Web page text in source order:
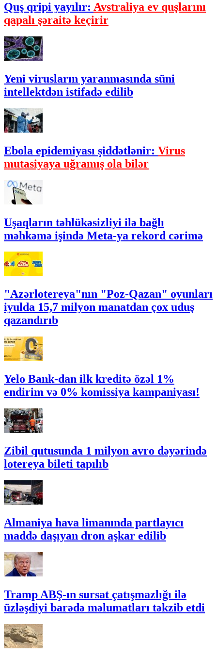
Quş qripi yayılır: Avstraliya ev quşlarını
qapalı şəraitə keçirir
Yeni virusların yaranmasında süni
intellektdən istifadə edilib
Ebola epidemiyası şiddətlənir: Virus
mutasiyaya uğramış ola bilər
Uşaqların təhlükəsizliyi ilə bağlı
məhkəmə işində Meta-ya rekord cərimə
"Azərlotereya"nın "Poz-Qazan" oyunları
iyulda 15,7 milyon manatdan çox uduş
qazandırıb
Yelo Bank-dan ilk kreditə özəl 1%
endirim və 0% komissiya kampaniyası!
Zibil qutusunda 1 milyon avro dəyərində
lotereya bileti tapılıb
Almaniya hava limanında partlayıcı
maddə daşıyan dron aşkar edilib
Tramp ABŞ-ın sursat çatışmazlığı ilə
üzləşdiyi barədə məlumatları təkzib etdi